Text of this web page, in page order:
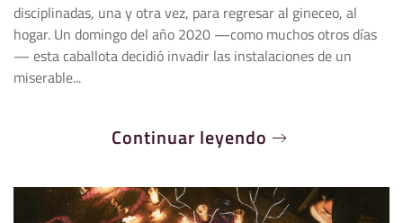
disciplinadas, una y otra vez, para regresar al gineceo, al
hogar. Un domingo del año 2020 —como muchos otros días
— esta caballota decidió invadir las instalaciones de un
miserable...
Continuar leyendo